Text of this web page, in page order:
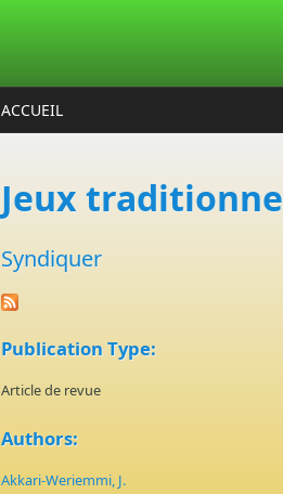
ACCUEIL
Jeux
Syndiquer
Publication Type:
Article de revue
Authors:
Akkari-Weriemmi, J.